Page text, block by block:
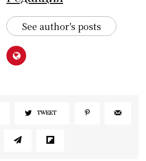
See author's posts
TWEET